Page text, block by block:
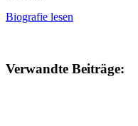
Biografie lesen
Verwandte Beiträge: